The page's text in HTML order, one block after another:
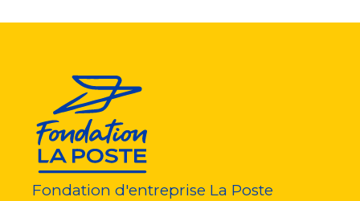
Fondation d'entreprise La Poste